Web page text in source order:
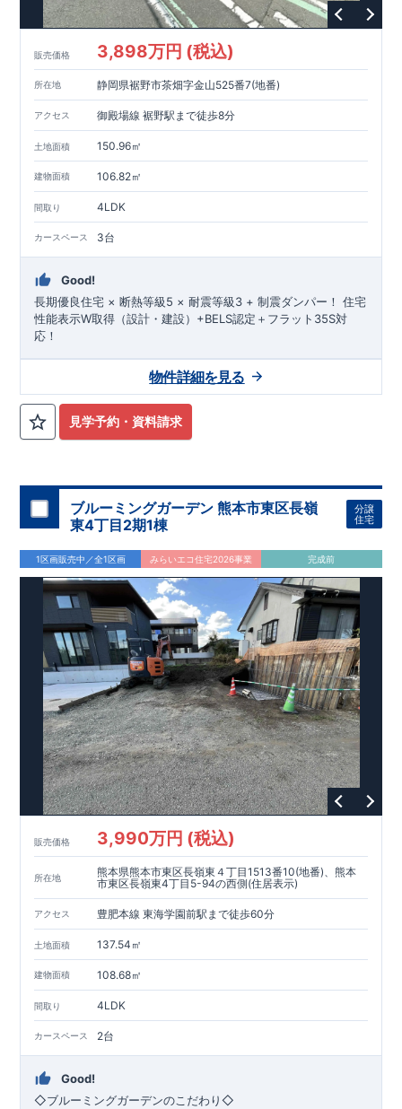
販売価格 3,898万円 (税込)
所在地 静岡県裾野市茶畑字金山525番7(地番)
アクセス 御殿場線 裾野駅まで徒歩8分
土地面積 150.96㎡
建物面積 106.82㎡
間取り 4LDK
カースペース 3台
Good!
長期優良住宅 × 断熱等級5 × 耐震等級3 + 制震ダンパー！ 住宅
性能表示W取得（設計・建設）+BELS認定＋フラット35S対
応！
見学予約・資料請求
物件詳細を見る
ブルーミングガーデン 熊本市東区長嶺
東4丁目2期1棟
分譲
住宅
1区画販売中／全1区画 みらいエコ住宅2026事業 完成前
販売価格 3,990万円 (税込)
所在地
熊本県熊本市東区長嶺東４丁目1513番10(地番)、熊本
市東区長嶺東4丁目5-94の西側(住居表示)
アクセス 豊肥本線 東海学園前駅まで徒歩60分
土地面積 137.54㎡
建物面積 108.68㎡
間取り 4LDK
カースペース 2台
Good!
◇ブルーミングガーデンのこだわり◇